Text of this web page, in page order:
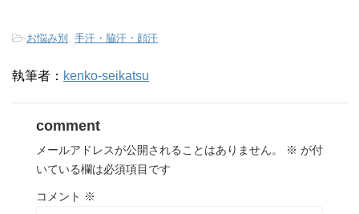
-お悩み別 手汗・脇汗・顔汗
執筆者： kenko-seikatsu
comment
メールアドレスが公開されることはありません。 ※ が付
いている欄は必須項目です
コメント ※